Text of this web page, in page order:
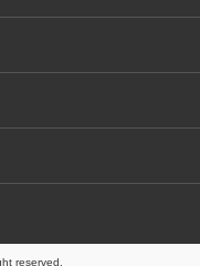
reserved.